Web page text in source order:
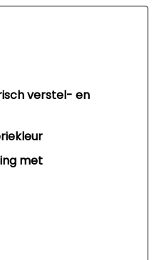
verstel- en
met